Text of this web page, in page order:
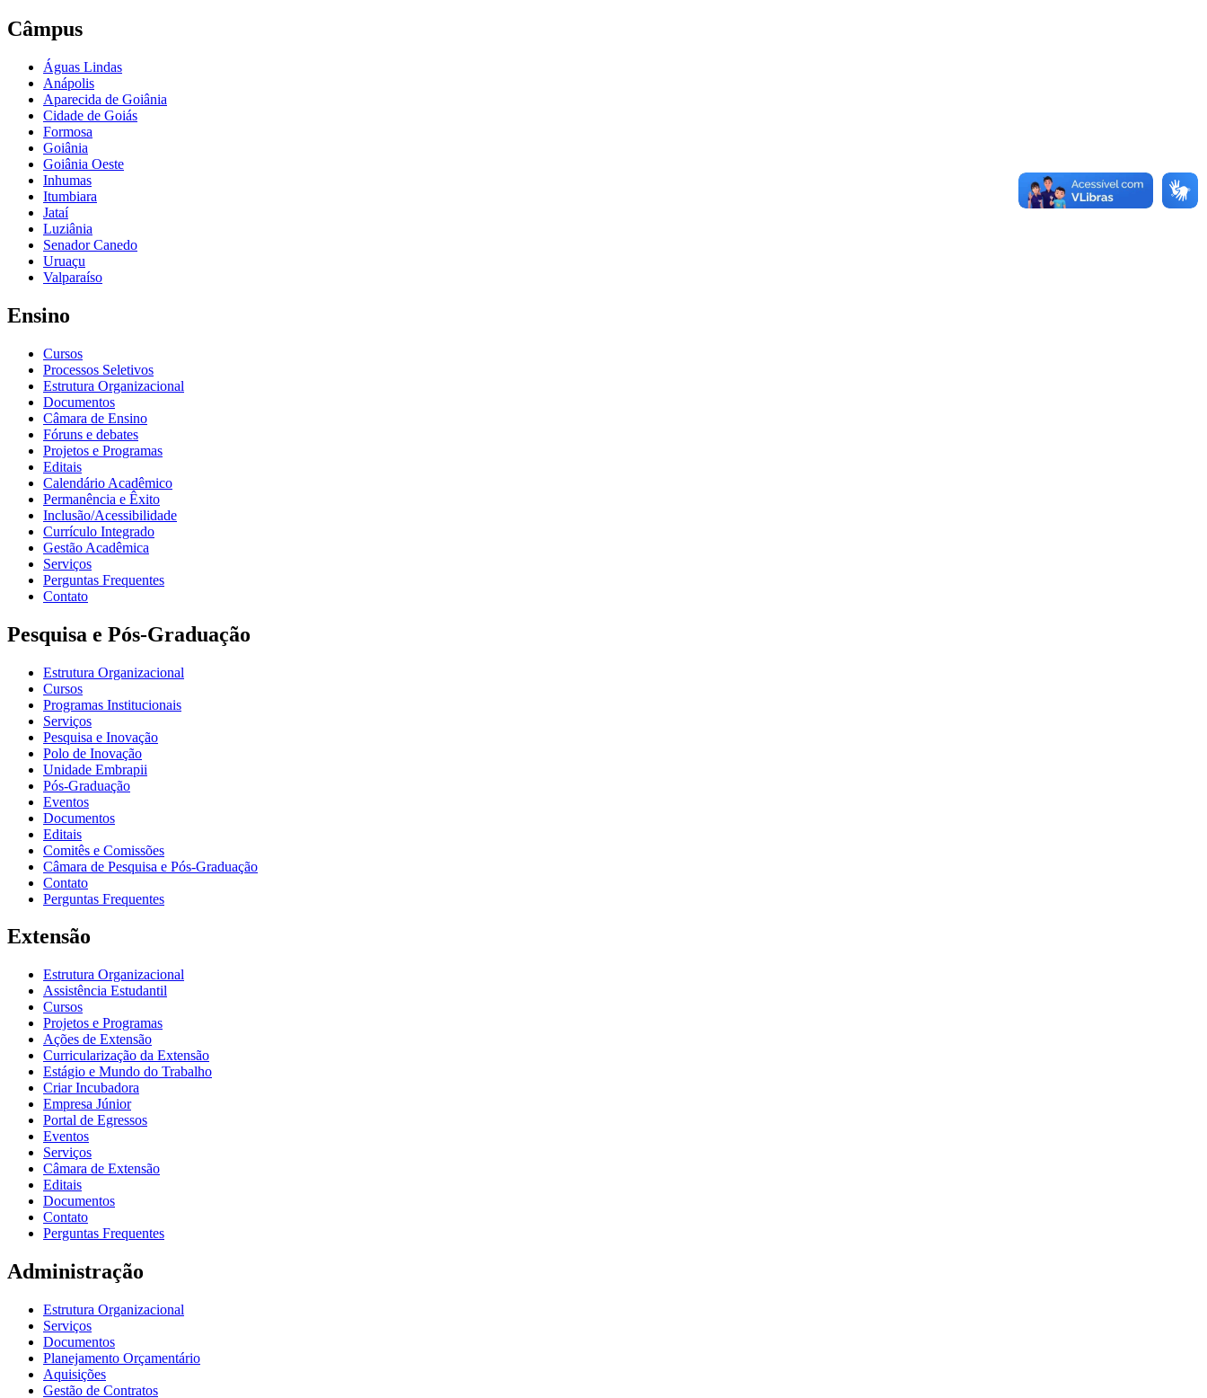
Câmpus
Águas Lindas
Anápolis
Aparecida de Goiânia
Cidade de Goiás
Formosa
Goiânia
Goiânia Oeste
Inhumas
Itumbiara
Jataí
Luziânia
Senador Canedo
Uruaçu
Valparaíso
Ensino
Cursos
Processos Seletivos
Estrutura Organizacional
Documentos
Câmara de Ensino
Fóruns e debates
Projetos e Programas
Editais
Calendário Acadêmico
Permanência e Êxito
Inclusão/Acessibilidade
Currículo Integrado
Gestão Acadêmica
Serviços
Perguntas Frequentes
Contato
Pesquisa e Pós-Graduação
Estrutura Organizacional
Cursos
Programas Institucionais
Serviços
Pesquisa e Inovação
Polo de Inovação
Unidade Embrapii
Pós-Graduação
Eventos
Documentos
Editais
Comitês e Comissões
Câmara de Pesquisa e Pós-Graduação
Contato
Perguntas Frequentes
Extensão
Estrutura Organizacional
Assistência Estudantil
Cursos
Projetos e Programas
Ações de Extensão
Curricularização da Extensão
Estágio e Mundo do Trabalho
Criar Incubadora
Empresa Júnior
Portal de Egressos
Eventos
Serviços
Câmara de Extensão
Editais
Documentos
Contato
Perguntas Frequentes
Administração
Estrutura Organizacional
Serviços
Documentos
Planejamento Orçamentário
Aquisições
Gestão de Contratos